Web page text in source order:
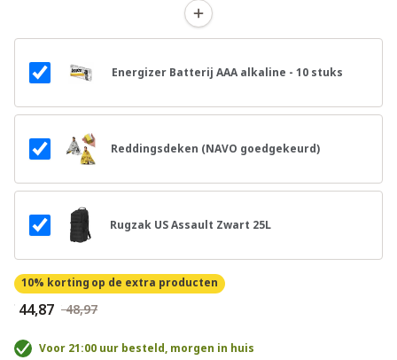
Energizer Batterij AAA alkaline - 10 stuks
Reddingsdeken (NAVO goedgekeurd)
Rugzak US Assault Zwart 25L
10% korting op de extra producten
€ 44,87 € 48,97
Voor 21:00 uur besteld, morgen in huis